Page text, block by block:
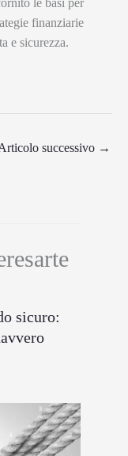
le basi per
finanziarie
e sicurezza.
successivo →
sicuro: